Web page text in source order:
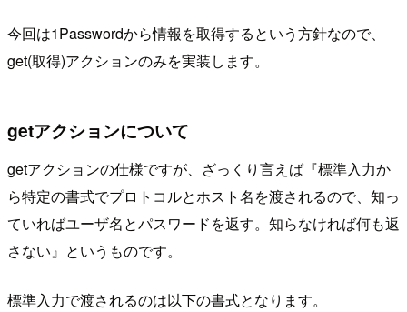
今回は1Passwordから情報を取得するという方針なので、
get(取得)アクションのみを実装します。
getアクションについて
getアクションの仕様ですが、ざっくり言えば『標準入力か
ら特定の書式でプロトコルとホスト名を渡されるので、知っ
ていればユーザ名とパスワードを返す。知らなければ何も返
さない』というものです。
標準入力で渡されるのは以下の書式となります。